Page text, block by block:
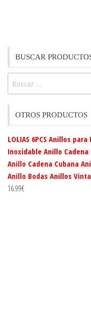
BUSCAR
OTROS PRODUCTOS
LOLIAS 6PCS Anillos
Inoxidable Anillo
Anillo Cadena Cubana
Anillo Bodas Anillos
16.99€